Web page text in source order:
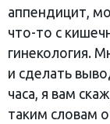
аппендицит,
что-то с
гинекология.
и сделать
часа, я вам
таким словам